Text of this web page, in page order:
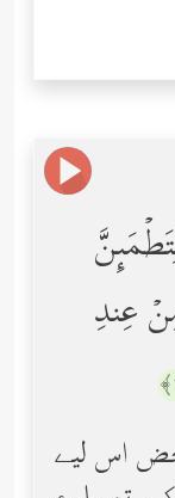
عِندِ
اس لیے